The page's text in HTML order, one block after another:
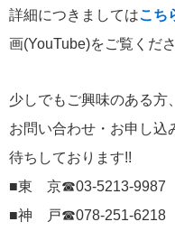
詳細につきましてはこち
画(YouTube)をご覧くださ
少しでもご興味のある方
お問い合わせ・お申し込
待ちしております!!
■東 京☎03-5213-9987
■神 戸☎078-251-6218